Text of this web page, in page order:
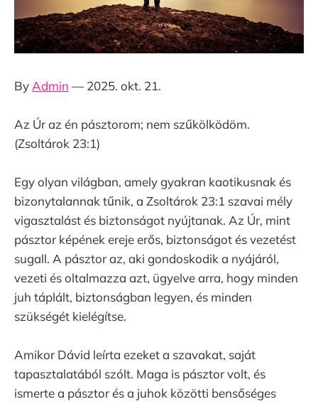
By Admin — 2025. okt. 21.
Az Úr az én pásztorom; nem szűkölködöm.
(Zsoltárok 23:1)
Egy olyan világban, amely gyakran kaotikusnak és
bizonytalannak tűnik, a Zsoltárok 23:1 szavai mély
vigasztalást és biztonságot nyújtanak. Az Úr, mint
pásztor képének ereje erős, biztonságot és vezetést
sugall. A pásztor az, aki gondoskodik a nyájáról,
vezeti és oltalmazza azt, ügyelve arra, hogy minden
juh táplált, biztonságban legyen, és minden
szükségét kielégítse.
Amikor Dávid leírta ezeket a szavakat, saját
tapasztalatából szólt. Maga is pásztor volt, és
ismerte a pásztor és a juhok közötti bensőséges